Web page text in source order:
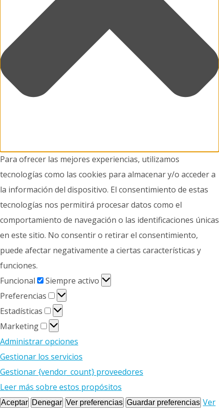
Para ofrecer las mejores experiencias, utilizamos
tecnologías como las cookies para almacenar y/o acceder a
la información del dispositivo. El consentimiento de estas
tecnologías nos permitirá procesar datos como el
comportamiento de navegación o las identificaciones únicas
en este sitio. No consentir o retirar el consentimiento,
puede afectar negativamente a ciertas características y
funciones.
Funcional
Funcional
Siempre activo
Preferencias
Preferencias
Estadísticas
Estadísticas
Marketing
Marketing
Administrar opciones
Gestionar los servicios
Gestionar {vendor_count} proveedores
Leer más sobre estos propósitos
Aceptar Denegar Ver preferencias Guardar preferencias Ver